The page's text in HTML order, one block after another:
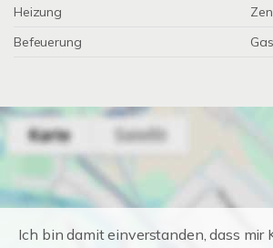
Heizung
Befeuerung
Gas
Ich bin damit einverstanden, dass mir